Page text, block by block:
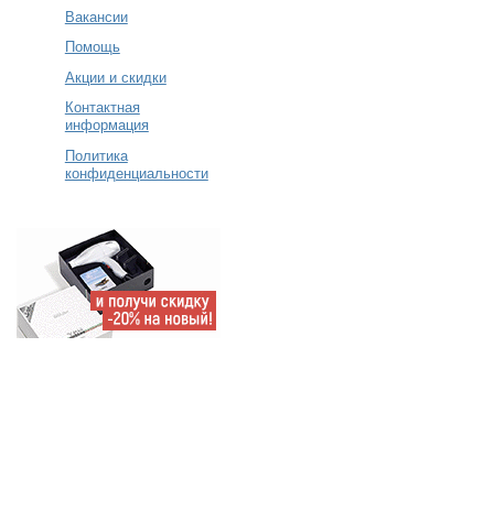
Вакансии
Помощь
Акции и скидки
Контактная
информация
Политика
конфиденциальности